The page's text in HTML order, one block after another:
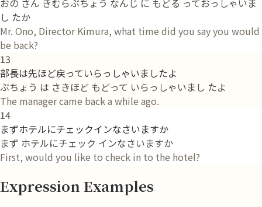
おの さん きむらぶちょう なんじ に もどる っておっしゃいま
し たか
Mr. Ono, Director Kimura, what time did you say you would
be back?
13
部長は先ほど戻っていらっしゃいましたよ
ぶちょう は さきほど もどって いらっしゃいまし たよ
The manager came back a while ago.
14
まずホテルにチェックインなさいますか
まず ホテルにチェック インなさいますか
First, would you like to check in to the hotel?
Expression Examples